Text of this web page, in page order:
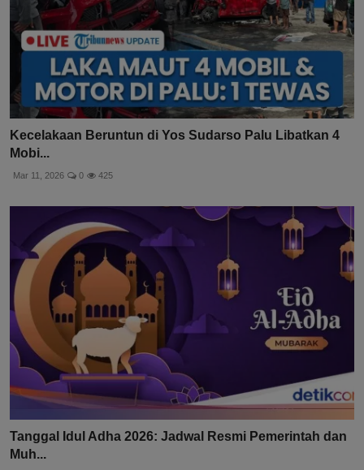
Kecelakaan Beruntun di Yos Sudarso Palu Libatkan 4
Mobi...
Mar 11, 2026 0 425
Tanggal Idul Adha 2026: Jadwal Resmi Pemerintah dan
Muh...